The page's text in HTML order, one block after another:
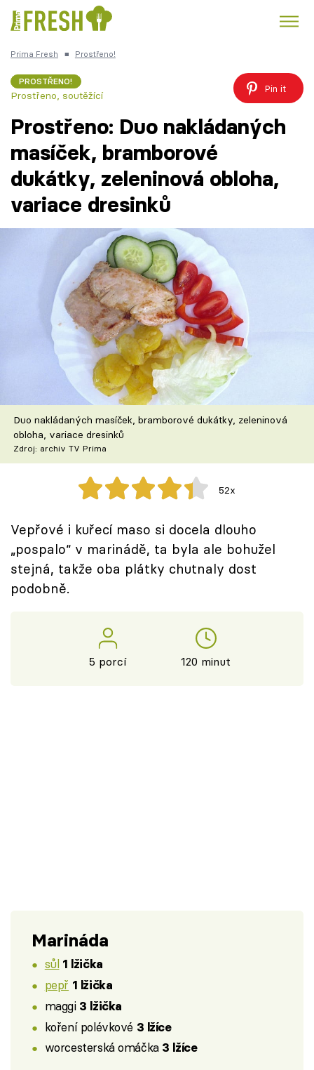
Česká kuchyně
Témata
TV Program
Škola vaření
Recepty z TV
Speciál: Cuketa
Těhotnej kuchař
Sledujte prima+
Sledujte nás
Prima Fresh ■ Prostřeno!
PROSTŘENO!
Prostřeno, soutěžící
Pin it
Prostřeno: Duo nakládaných
masíček, bramborové
dukátky, zeleninová obloha,
variace dresinků
Duo nakládaných masíček, bramborové dukátky, zeleninová
obloha, variace dresinků
Zdroj: archiv TV Prima
52x
Vepřové i kuřecí maso si docela dlouho
„pospalo“ v marinádě, ta byla ale bohužel
stejná, takže oba plátky chutnaly dost
podobně.
5 porcí 120 minut
Marináda
sůl 1 lžička
pepř 1 lžička
maggi 3 lžička
koření polévkové 3 lžíce
worcesterská omáčka 3 lžíce